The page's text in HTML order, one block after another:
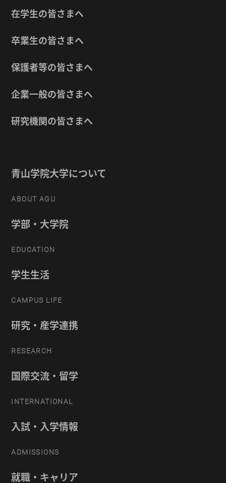
在学生の皆さまへ
卒業生の皆さまへ
保護者等の皆さまへ
企業一般の皆さまへ
研究機関の皆さまへ
青山学院大学について
ABOUT AGU
学部・大学院
EDUCATION
学生生活
CAMPUS LIFE
研究・産学連携
RESEARCH
国際交流・留学
INTERNATIONAL
入試・入学情報
ADMISSIONS
就職・キャリア